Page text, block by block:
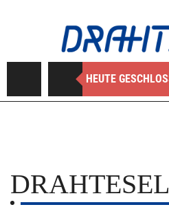
HEUTE
DRAHTESEL